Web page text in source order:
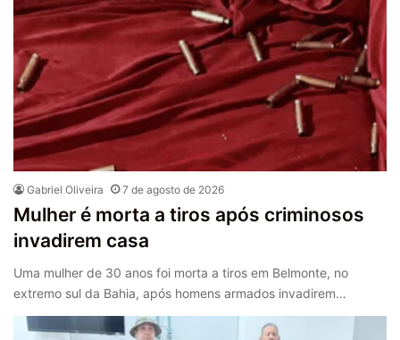
Gabriel Oliveira 7 de agosto de 2026
Mulher é morta a tiros após criminosos
invadirem casa
Uma mulher de 30 anos foi morta a tiros em Belmonte, no
extremo sul da Bahia, após homens armados invadirem…